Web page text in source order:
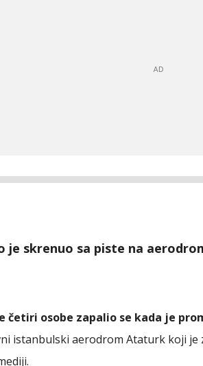
je skrenuo sa piste na
četiri osobe zapalio se kada je
istanbulski aerodrom Ataturk koji je